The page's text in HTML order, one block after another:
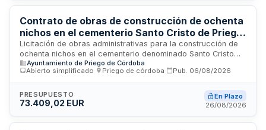
Contrato de obras de construcción de ochenta
nichos en el cementerio Santo Cristo de Priego
de Córdoba
Licitación de obras administrativas para la construcción de
ochenta nichos en el cementerio denominado Santo Cristo
ubicado en la ciudad de Priego de Córdoba. El contrato se
regirá por la Ley de Contratos del Sector Público y
conforme a las especificaciones técnicas del proyecto. Las
ofertas deben ajustarse al presupuesto base establecido,
Ayuntamiento de Priego de Córdoba
Abierto simplificado
Priego de córdoba Pub. 06/08/2026
PRESUPUESTO
73.409,02 EUR
En Plazo
26/08/2026